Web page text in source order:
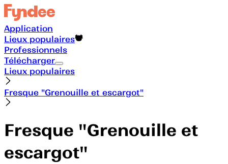
Application
Lieux populaires
Professionnels
Télécharger
Lieux populaires
Fresque "Grenouille et escargot"
Fresque "Grenouille et
escargot"